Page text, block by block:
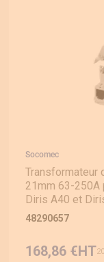
Socomec
Transformateur
21mm 63-250A
Diris A40 et
48290657
168,86 €